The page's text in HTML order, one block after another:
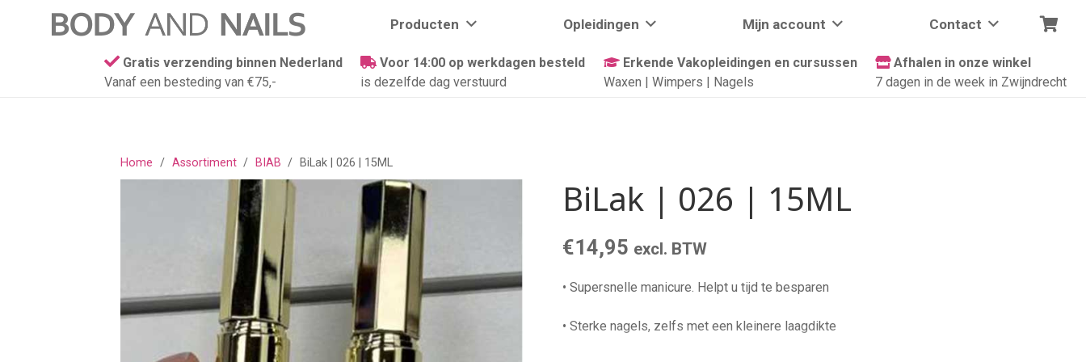
Producten Opleidingen Mijn account Contact
Gratis verzending binnen Nederland
Vanaf een besteding van €75,-
Voor 14:00 op werkdagen besteld
is dezelfde dag verstuurd
Erkende Vakopleidingen en cursussen
Waxen | Wimpers | Nagels
Afhalen in onze winkel
7 dagen in de week in Zwijndrecht
Home / Assortiment / BIAB / BiLak | 026 | 15ML
BiLak | 026 | 15ML
€14,95 excl. BTW
• Supersnelle manicure. Helpt u tijd te besparen
• Sterke nagels, zelfs met een kleinere laagdikte